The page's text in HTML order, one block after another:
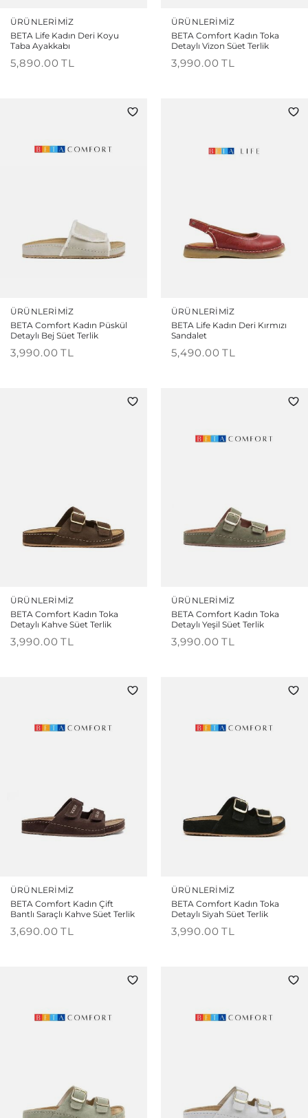
ÜRÜNLERIMIZ
BETA Life Kadın Deri Koyu
Taba Ayakkabı
5,890.00 TL
ÜRÜNLERIMIZ
BETA Comfort Kadın Toka
Detaylı Vizon Süet Terlik
3,990.00 TL
ÜRÜNLERIMIZ
BETA Comfort Kadın Püskül
Detaylı Bej Süet Terlik
3,990.00 TL
ÜRÜNLERIMIZ
BETA Life Kadın Deri Kırmızı
Sandalet
5,490.00 TL
ÜRÜNLERIMIZ
BETA Comfort Kadın Toka
Detaylı Kahve Süet Terlik
3,990.00 TL
ÜRÜNLERIMIZ
BETA Comfort Kadın Toka
Detaylı Yeşil Süet Terlik
3,990.00 TL
ÜRÜNLERIMIZ
BETA Comfort Kadın Çift
Bantlı Saraçlı Kahve Süet Terlik
3,690.00 TL
ÜRÜNLERIMIZ
BETA Comfort Kadın Toka
Detaylı Siyah Süet Terlik
3,990.00 TL